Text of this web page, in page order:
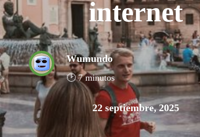
internet
Wumundo
🕑 7 minutos
22 septiembre, 2025